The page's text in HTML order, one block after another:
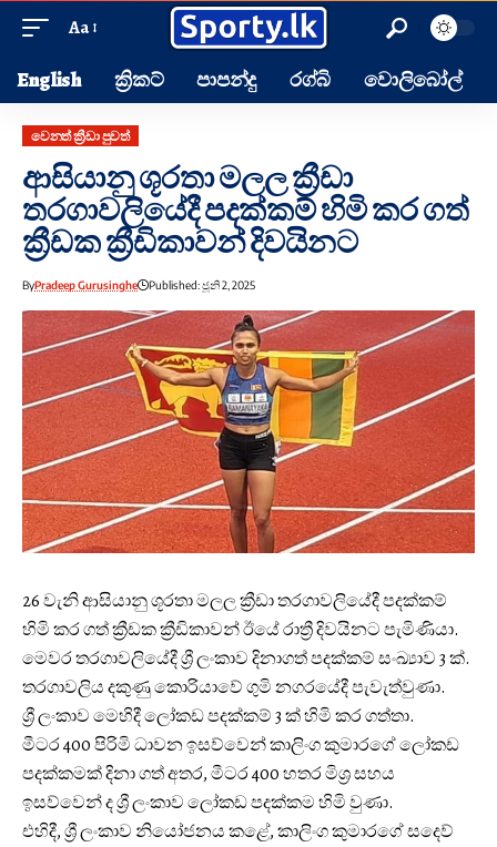
Aa
English ක්‍රිකට් පාපන්දු රග්බි වොලිබෝල්
වෙනත් ක්‍රීඩා පුවත්
ආසියානු ශූරතා මලල ක්‍රීඩා
තරගාවලියේදී පදක්කම් හිමි කර ගත්
ක්‍රීඩක ක්‍රීඩිකාවන් දිවයිනට
ByPradeep Gurusinghe Published: ජූනි 2, 2025
26 වැනි ආසියානු ශූරතා මලල ක්‍රීඩා තරගාවලියේදී පදක්කම්
හිමි කර ගත් ක්‍රීඩක ක්‍රීඩිකාවන් ඊයේ රාත්‍රී දිවයිනට පැමිණියා.
මෙවර තරගාවලියේදී ශ්‍රී ලංකාව දිනාගත් පදක්කම් සංඛ්‍යාව 3 ක්.
තරගාවලි‍ය දකුණු කොරියාවේ ගුමි නගරයේදී පැවැත්වුණා.
ශ්‍රී ලංකාව මෙහිදී ලෝකඩ පදක්කම් 3 ක් හිමි කර ගත්තා.
මීටර 400 පිරිමි ධාවන ඉසව්වෙන් කාලිංග කුමාරගේ ‍ලෝකඩ
පදක්කමක් දිනා ගත් අතර, මීටර 400 හතර මිශ්‍ර සහය
ඉසව්වෙන් ද ශ්‍රී ලංකාව ලෝකඩ පදක්කම හිමි වුණා.
එහිදී, ශ්‍රී ලංකාව නියෝජනය කළේ, කාලිංග කුමාරගේ සදෙව්